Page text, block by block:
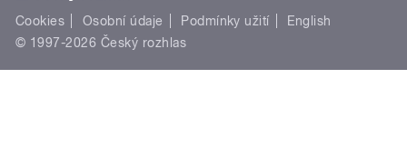
Cookies Osobní údaje Podmínky užití
English
© 1997-2026 Český rozhlas